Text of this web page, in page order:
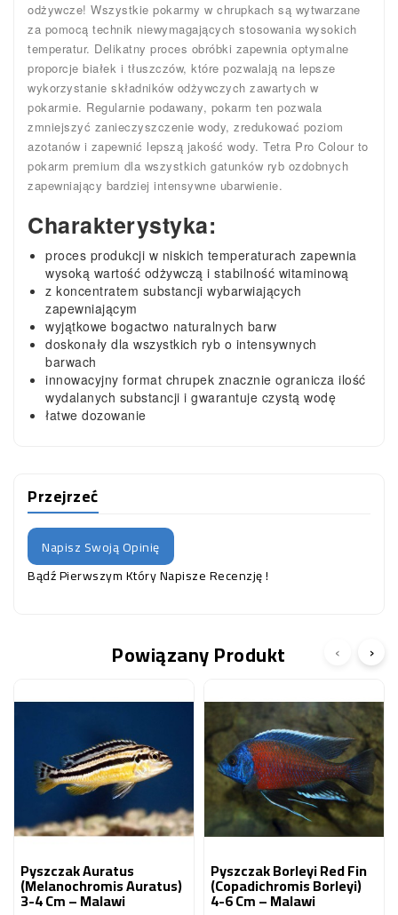
odżywcze! Wszystkie pokarmy w chrupkach są wytwarzane
za pomocą technik niewymagających stosowania wysokich
temperatur. Delikatny proces obróbki zapewnia optymalne
proporcje białek i tłuszczów, które pozwalają na lepsze
wykorzystanie składników odżywczych zawartych w
pokarmie. Regularnie podawany, pokarm ten pozwala
zmniejszyć zanieczyszczenie wody, zredukować poziom
azotanów i zapewnić lepszą jakość wody. Tetra Pro Colour to
pokarm premium dla wszystkich gatunków ryb ozdobnych
zapewniający bardziej intensywne ubarwienie.
Charakterystyka:
proces produkcji w niskich temperaturach zapewnia
wysoką wartość odżywczą i stabilność witaminową
z koncentratem substancji wybarwiających
zapewniającym
wyjątkowe bogactwo naturalnych barw
doskonały dla wszystkich ryb o intensywnych
barwach
innowacyjny format chrupek znacznie ogranicza ilość
wydalanych substancji i gwarantuje czystą wodę
łatwe dozowanie
Przejrzeć
Napisz Swoją Opinię
Bądź Pierwszym Który Napisze Recenzję !
Powiązany Produkt
Pyszczak Auratus
(Melanochromis Auratus)
3-4 Cm – Malawi
Pyszczak Borleyi Red Fin
(Copadichromis Borleyi)
4-6 Cm – Malawi
‹ ›